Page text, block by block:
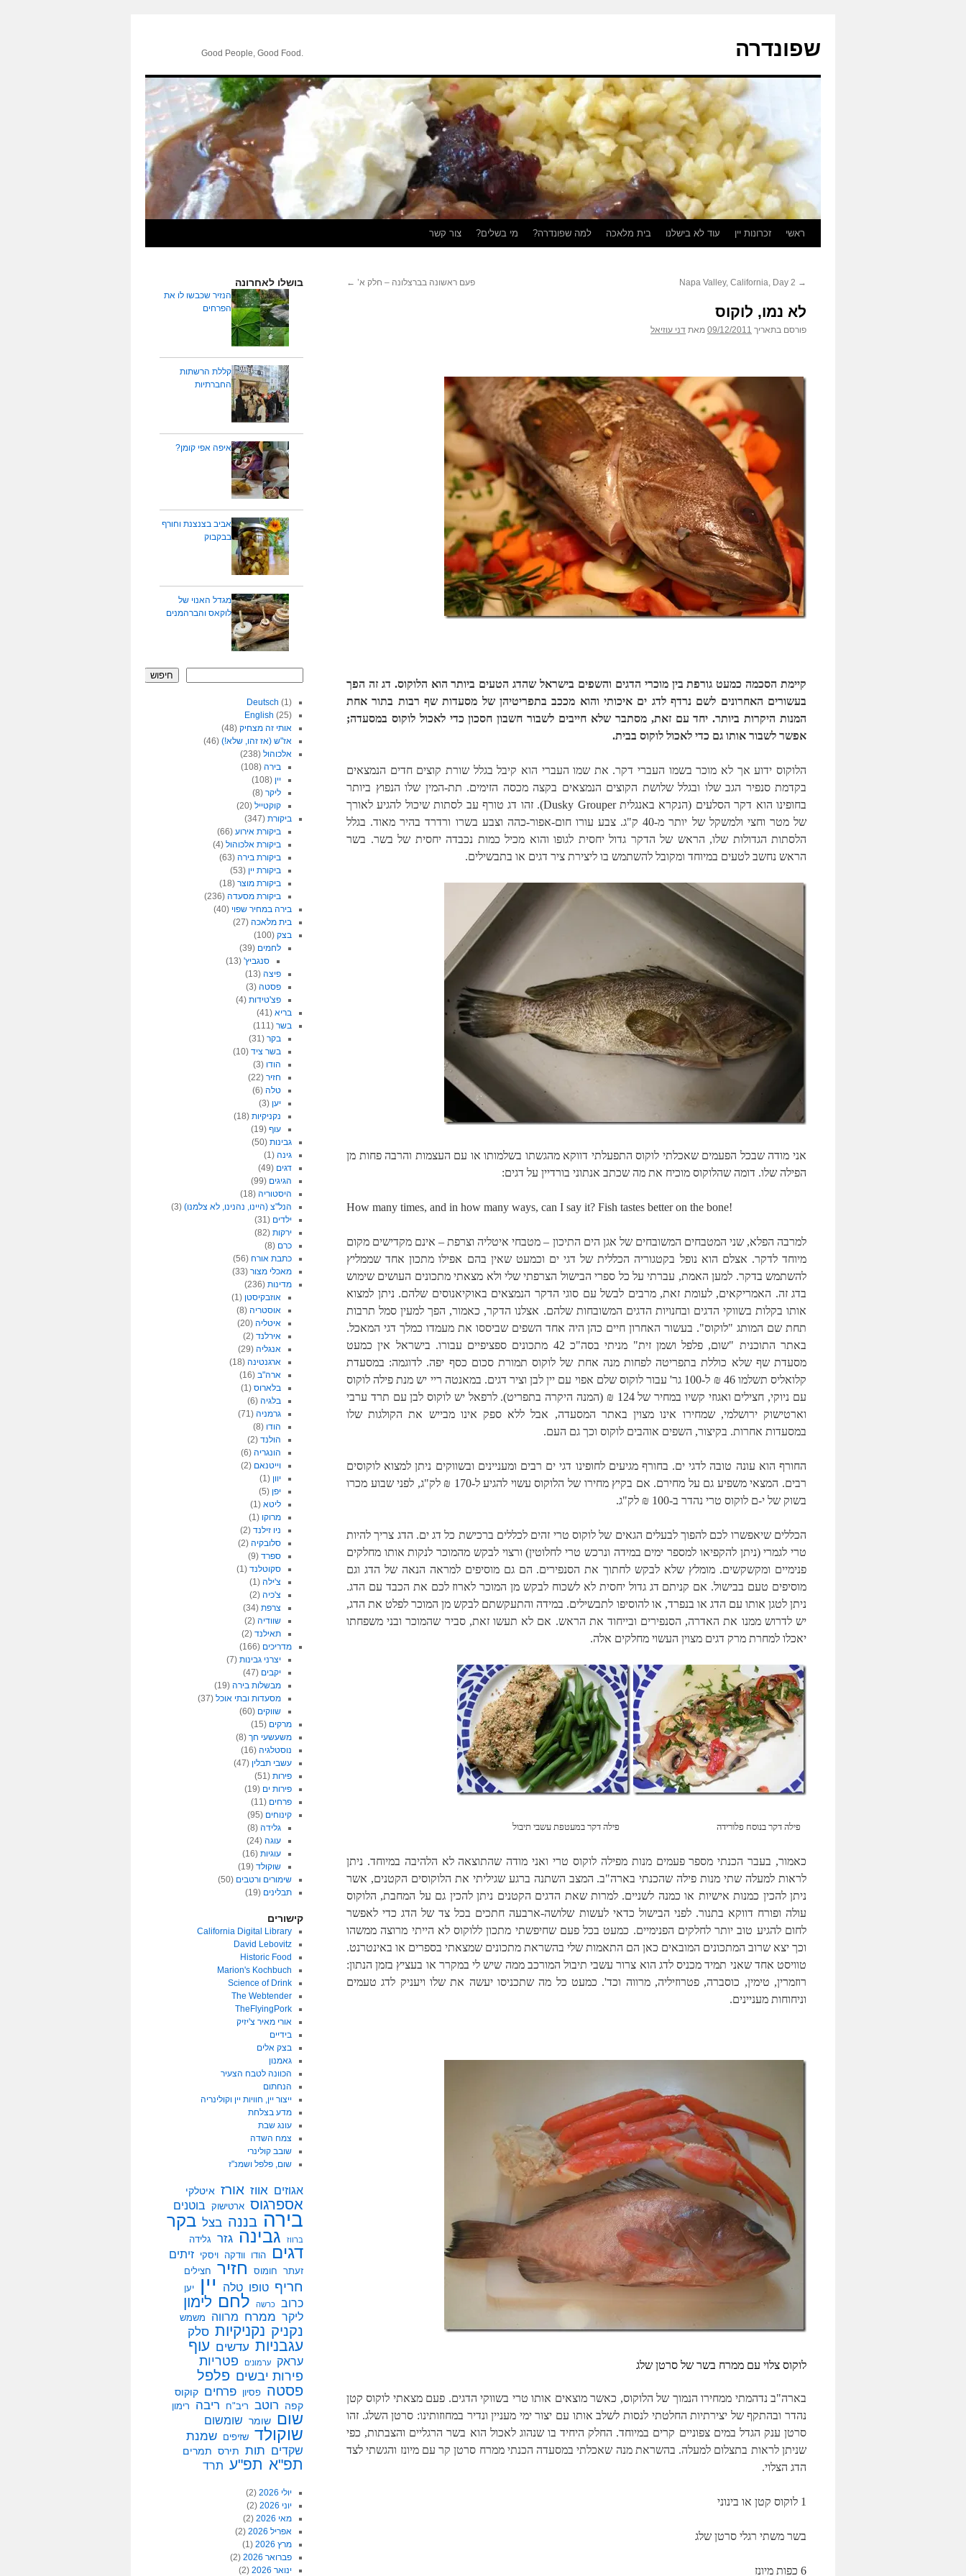
שפונדרה .Good People, Good Food
ראשי זכרונות יין עוד לא בישלנו בית מלאכה למה שפונדרה? מי בשלים? צור קשר
→ פעם ראשונה בברצלונה – חלק א’ ←
לא נמו, לוקוס
פורסם בתאריך 09/12/2011 מאת דני עוזיאל
קיימת הסכמה כמעט גורפת בין מוכרי הדגים והשפים בישראל שהדג הטעים ביותר הוא הלוקוס. דג זה הפך
בעשורים האחרונים לשם נרדף לדג ים איכותי והוא מככב בתפריטיהן של מסעדות שף רבות בתור אחת
המנות היקרות ביותר. יחד עם זאת, מסתבר שלא חייבים לשבור חשבון חסכון כדי לאכול לוקוס במסעדה;
אפשר לשבור אותו גם כדי לאכול לוקוס בבית.
הלוקוס ידוע אך לא מוכר בשמו העברי דקר. את שמו העברי הוא קיבל בגלל שורת קוצים חדים הנמצאים
בקדמת סנפיר הגב שלו ובגלל שלושת הקוצים הנמצאים בקצה מכסה הזימים. תת-המין שלו הנפוץ ביותר
בחופינו הוא דקר הסלעים (הנקרא באנגלית Dusky Grouper). זהו דג טורף עב לסתות שיכול להגיע לאורך
של מטר וחצי ולמשקל של יותר מ-40 ק"ג. צבע עורו חום-אפור-כהה וצבע בשרו ורדרד בהיר מאוד. בגלל
הלסתות הגדולות שלו, הראש של הדקר גדול יחסית לגופו והוא מכיל כמות נכבדה יחסית של בשר. בשר
הראש נחשב לטעים במיוחד ומקובל להשתמש בו ליצירת ציר דגים או בתבשילים.
אני מודה שבכל הפעמים שאכלתי לוקוס התפעלתי דווקא מהגשתו בשלמותו או עם העצמות והרבה פחות מן
הפילה שלו. דומה שהלוקוס מוכיח את מה שכתב אנתוני בורדיין על דגים:
How many times, and in how many ways, can I say it? Fish tastes better on the bone!
למרבה הפלא, שני המטבחים המשובחים של אגן הים התיכון – מטבחי איטליה וצרפת – אינם מקדישים מקום
מיוחד לדקר. אצלם הוא נופל בקטגוריה הכללית של דגי ים וכמעט שאין בהם אפילו מתכון אחד שממליץ
להשתמש בדקר. למען האמת, עברתי על כל ספרי הבישול הצרפתי שלי ולא מצאתי מתכונים העושים שימוש
בדג זה. האמריקאים, לעומת זאת, מרבים לבשל עם סוגי הדקר הנמצאים באוקיאנוסים שלהם. ניתן למצוא
אותו בקלות בשווקי הדגים ובחנויות הדגים המשובחות שלהם. אצלנו הדקר, כאמור, הפך למעין סמל תרבות
תחת שם המותג "לוקוס". בעשור האחרון חיים כהן היה אחד השפים שביססו את מעמדו כמלך דגי המאכל.
באתר התוכנית "שום, פלפל ושמן זית" מניתי בסה"כ 42 מתכונים ספציפיים עבורו. בישראל אין כמעט
מסעדת שף שלא כוללת בתפריטה לפחות מנה אחת של לוקוס תמורת סכום כסף יפה. לדוגמה: במסעדת
קלואליס תשלמו 46 ₪ ל-100 גר' עבור לוקוס שלם אפוי עם יין לבן וציר דגים. במאנטה ריי יש מנת פילה לוקוס
עם ניוקי, חצילים ואגוזי קשיו במחיר של 124 ₪ (המנה היקרה בתפריט). לרפאל יש לוקוס לבן עם תרד ערבי
וארטישוק ירושלמי, שמחירו אינו מצוין באתר המסעדה, אבל ללא ספק אינו מבייש את הקולגות שלו
במסעדות אחרות. בקיצור, השפים אוהבים לוקוס וכך גם העם.
החורף הוא עונה טובה לדגי ים. בחורף מגיעים לחופינו דגי ים רבים ומעניינים ובשווקים ניתן למצוא לוקוסים
רבים. המצאי משפיע גם על מחירם. אם בקיץ מחירו של הלוקוס עשוי להגיע ל-170 ₪ לק"ג, לפני שבוע מכרו
בשוק של י-ם לוקוס טרי נהדר ב-100 ₪ לק"ג.
הכללים שיאפשרו לכם להפוך לבעלים הגאים של לוקוס טרי זהים לכללים ברכישת כל דג ים. הדג צריך להיות
טרי לגמרי (ניתן להקפיאו למספר ימים במידה ונרכש טרי לחלוטין) ורצוי לבקש מהמוכר לנקות אותו מחלקים
פנימיים ומקשקשים. מומלץ שלא לבקש לחתוך את הסנפירים. הם גם מוסיפים למראה הנאה של הדג וגם
מוסיפים טעם בבישול. אם קניתם דג גדול יחסית לא לשכוח לבקש מן המוכר לארוז לכם את הכבד עם הדג.
ניתן לטגן אותו עם הדג או בנפרד, או להוסיפו לתבשילים. במידה והתעקשתם לבקש מן המוכר לפלט את הדג,
יש לדרוש ממנו את האדרה, הסנפירים ובייחוד את הראש. אם לא תעשו זאת, סביר שהמוכר ובני משפחתו
יאכלו למחרת מרק דגים מצוין העשוי מחלקים אלה.
פילה דקר בנוסח פלורידה פילה דקר במעטפת עשבי תיבול
כאמור, בעבר הכנתי מספר פעמים מנות מפילה לוקוס טרי ואני מודה שהתוצאה לא הלהיבה במיוחד. ניתן
לראות למעלה שתי מנות פילה שהכנתי בארה"ב. המצב השתנה ברגע שגיליתי את הלוקוסים הקטנים, אשר
ניתן להכין כמנות אישיות או כמנה לשניים. למרות שאת הדגים הקטנים ניתן להכין גם על המחבת, הלוקוס
עולה ופורח דווקא בתנור. לפני הבישול כדאי לעשות שלושה-ארבעה חתכים בכל צד של הדג כדי לאפשר
לחום להגיע טוב יותר לחלקים הפנימיים. כמעט בכל פעם שחיפשתי מתכון ללוקוס לא הייתי מרוצה ממשהו
וכך יצא שרוב המתכונים המובאים כאן הם התאמות שלי בהשראת מתכונים שמצאתי בספרים או באינטרנט.
טוויסט אחד שאני תמיד מכניס לדג הוא צרור עשבי תיבול המורכב ממה שיש לי במקרר או בעציץ בזמן הנתון:
רוזמרין, טימין, כוסברה, פטרוזיליה, מרווה וכד'. כמעט כל מה שתכניסו יעשה את שלו ויעניק לדג טעמים
וניחוחות מעניינים.
לוקוס צלוי עם ממרח בשר של סרטן שלג
בארה"ב נדהמתי ממחירו הנמוך של הלוקוס, כאשר מוצאים אותו טרי בשווקי הדגים. פעם מצאתי לוקוס קטן
נהדר ובהתקף של יצירתיות החלטתי לנסות לשלב אותו עם יצור ימי מעניין ונדיר במחוזותינו: סרטן השלג. זהו
סרטן ענק הגדל במים צפוניים קרים במיוחד. החלק היחיד בו שנהוג לאכול הוא בשר הרגליים והצבתות, כפי
שניתן לראות בתצלום למעלה. בהשראת מנה שאכלתי במסעדה הכנתי ממרח סרטן קר עם מיונז והגשתי לצד
הדג הצלוי.
1 לוקוס קטן או בינוני
בשר משתי רגלי סרטן שלג
6 כפות מיונז
בושלו לאחרונה
הנזיר שכבשו לו את
הפרחים
קללת הרשתות
החברתיות
איפה אפי קומן?
אביב בצנצנת וחורף
בבקבוק
מגדל האנוי של
לוקאס והברהמנים
חיפוש
Deutsch (1)
English (25)
אותי זה מצחיק(48)
אז"ש (אז זהו, שלא!)(46)
אלכוהול(238)
בירה (108)
יין (108)
ליקר (8)
קוקטייל (20)
ביקורת(347)
ביקורת אירוע (66)
ביקורת אלכוהול (4)
ביקורת בירה (63)
ביקורת יין (53)
ביקורת מוצר (18)
ביקורת מסעדה (236)
בירה במחיר שפוי (40)
בית מלאכה(27)
בצק(100)
לחמים (39)
סנגביץ'(13)
פיצה (13)
פסטה (3)
פצ'טידות (4)
בריא(41)
בשר(111)
בקר (31)
בשר ציד (10)
הודו (3)
חזיר (22)
טלה (6)
יען (3)
נקניקיות (18)
עוף (19)
גבינות(50)
גינה(1)
דגים (49)
הגיגים (99)
היסטוריה(18)
הנל"צ (היינו, נהנינו, לא צלמנו)(3)
ילדים (31)
ירקות(82)
כרם (8)
כתבת אורח (56)
מאכלי מצור(33)
מדינות(236)
אוזבקיסטן (1)
אוסטריה (8)
איטליה (20)
אירלנד (2)
אנגליה (29)
ארגנטינה (18)
ארה"ב (16)
בלארוס (1)
בלגיה (6)
גרמניה (71)
הודו (8)
הולנד (2)
הונגריה (6)
וייטנאם (2)
יוון (1)
יפן (5)
ליטא (1)
מרוקו (1)
ניו זילנד (2)
סלובקיה (2)
ספרד (9)
סקוטלנד (1)
צ'ילה (1)
צ'כיה (2)
צרפת (34)
שוודיה (2)
תאילנד (2)
מדריכים (166)
יצרני גבינות (7)
יקבים (47)
מבשלות בירה (19)
מסעדות ובתי אוכל (37)
שווקים (60)
מרקים (15)
משעשעי חך(8)
נוסטלגיה(16)
עשבי תבלין (47)
פירות(51)
פירות ים (19)
פרחים (11)
קינוחים (95)
גלידה (8)
עוגה (24)
עוגיות (16)
שוקולד (19)
שימורים ורטבים (50)
תבלינים (19)
קישורים
California Digital Library
David Lebovitz
Historic Food
Marion's Kochbuch
Science of Drink
The Webtender
TheFlyingPork
אורי מאיר צ'יזיק
בידיים
בצק אלים
גאמנון
הכוונה לטבח הצעיר
הנחתום
ייצור יין, חוויות יין וקולינריה
מדע בצלחת
עונג שבת
צמח השדה
שובב קולינרי
שום, פלפל ושמנ"ז
אגוזים אווז אורז איטלקי
אספרגוס ארטישוק בוטנים
בירה בננה בצל בקר
ברווז גבינה גזר גלידה
דגים הודו וודקה ויסקי זיתים
זעתר חומוס חזיר חצילים
חריף טופו טלה יין יען
כרוב כרשה לחם לימון
ליקר ממרח מרווה משמש
נקניק נקניקיות סלק
עגבניות עדשים עוף
עראק ערמונים
פטריות
פירות יבשים פלפל
פסטה פסיון פרחים קוקוס
קפה
רוטב ריב"ח ריבה רימון
שום שומר שומשום
שוקולד שזיפים שמנת
שקדים תות תירס תמרים
תפ"א תפ"ע תרד
יולי 2026
(2)
יוני 2026
(2)
מאי 2026
(2)
אפריל 2026
(2)
מרץ 2026
(1)
פברואר 2026
(2)
ינואר 2026
(2)